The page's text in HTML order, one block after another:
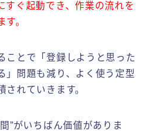
すぐ起動でき、作業の流れを
。
ことで「登録しようと思った
」問題も減り、よく使う定型
れていきます。
”がいちばん価値がありま